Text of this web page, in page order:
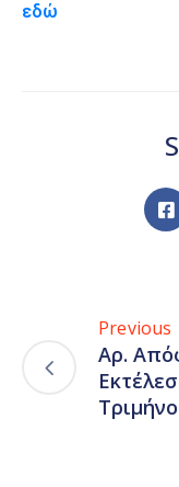
εδώ
Previous
Αρ.